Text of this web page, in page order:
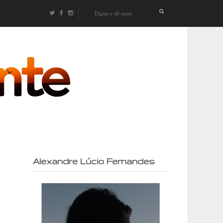
Alexandre Lúcio Fernandes